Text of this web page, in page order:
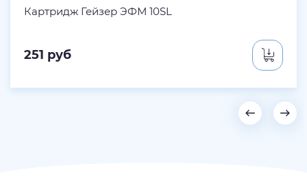
Картридж Гейзер ЭФМ 10SL
251 руб